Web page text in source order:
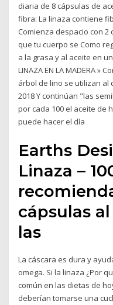
diaria de 8 cápsulas de
fibra: La linaza contiene
Comienza despacio con 2
que tu cuerpo se Como
a la grasa y al aceite en
LINAZA EN LA MADERA »
árbol de lino se utilizan al
2018 Y continúan "las
por cada 100 el aceite de
puede hacer el día
Earths
Linaza –
cápsulas
las
La cáscara es dura y
omega. Si la linaza ¿Por
común en las dietas de
deberían tomarse una